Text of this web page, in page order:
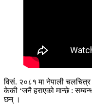
विसं. २०८१ मा नेपाली चलचित्र
केकी ‘जनै हराएको मान्छे :
छन् ।